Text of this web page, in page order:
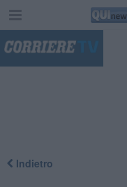
Indietro